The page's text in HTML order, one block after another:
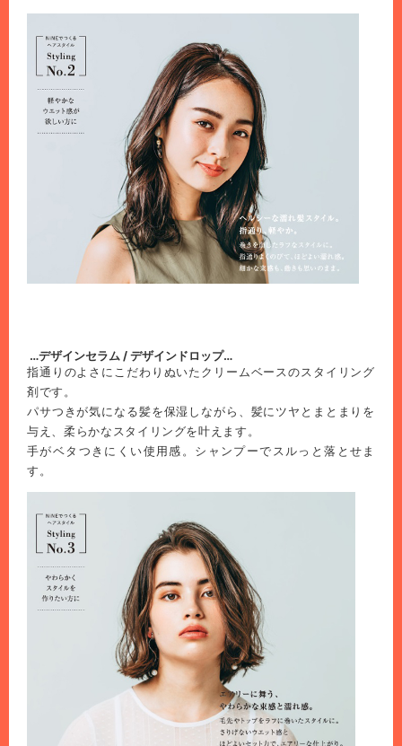
…デザインセラム / デザインドロップ…
指通りのよさにこだわりぬいたクリームベースのスタイリング
剤です。
パサつきが気になる髪を保湿しながら、髪にツヤとまとまりを
与え、柔らかなスタイリングを叶えます。
手がベタつきにくい使用感。シャンプーでスルっと落とせま
す。